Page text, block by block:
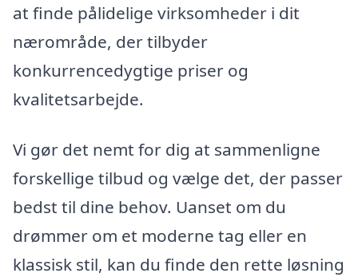
at finde pålidelige virksomheder i dit
nærområde, der tilbyder
konkurrencedygtige priser og
kvalitetsarbejde.
Vi gør det nemt for dig at sammenligne
forskellige tilbud og vælge det, der passer
bedst til dine behov. Uanset om du
drømmer om et moderne tag eller en
klassisk stil, kan du finde den rette løsning